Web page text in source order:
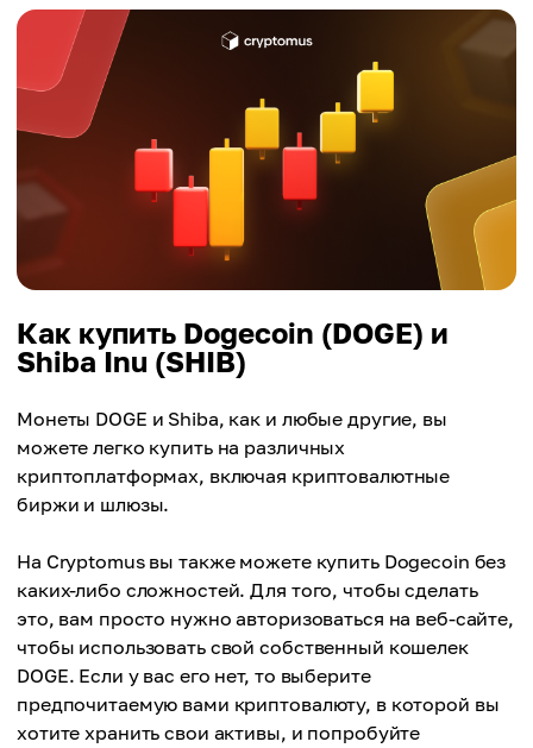
Как купить Dogecoin (DOGE) и
Shiba Inu (SHIB)
Монеты DOGE и Shiba, как и любые другие, вы
можете легко купить на различных
криптоплатформах, включая криптовалютные
биржи и шлюзы.
На Cryptomus вы также можете купить Dogecoin без
каких-либо сложностей. Для того, чтобы сделать
это, вам просто нужно авторизоваться на веб-сайте,
чтобы использовать свой собственный кошелек
DOGE. Если у вас его нет, то выберите
предпочитаемую вами криптовалюту, в которой вы
хотите хранить свои активы, и попробуйте